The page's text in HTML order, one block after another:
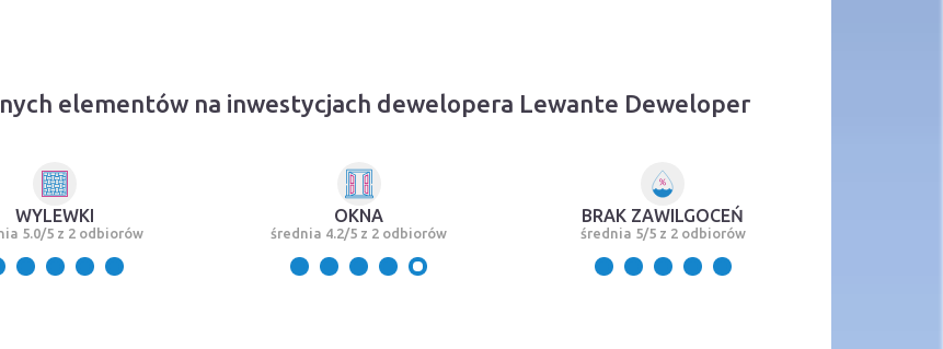
elementów na inwestycjach dewelopera Lewante Deweloper
WYLEWKI
5.0/5 z 2 odbiorów
OKNA
średnia 4.2/5 z 2 odbiorów
BRAK ZAWILGOCEŃ
średnia 5/5 z 2 odbiorów